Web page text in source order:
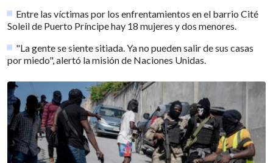
Entre las víctimas por los enfrentamientos en el barrio Cité
Soleil de Puerto Príncipe hay 18 mujeres y dos menores.
"La gente se siente sitiada. Ya no pueden salir de sus casas
por miedo", alertó la misión de Naciones Unidas.